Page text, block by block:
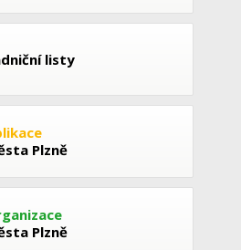
listy
Plzně
Plzně